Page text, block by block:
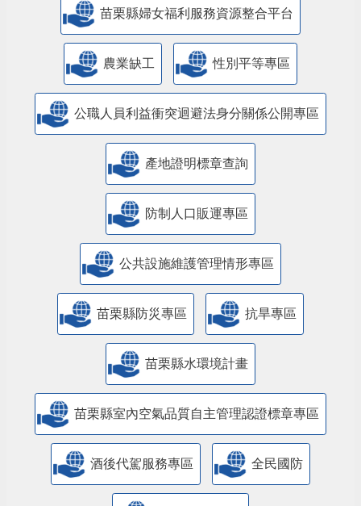
苗栗縣婦女福利服務資源整合平台
農業缺工 性別平等專區
公職人員利益衝突迴避法身分關係公開專區
產地證明標章查詢
防制人口販運專區
​公共設施維護管理情形專區
苗栗縣防災專區 抗旱專區
苗栗縣水環境計畫
苗栗縣室內空氣品質自主管理認證標章專區
酒後代駕服務專區 全民國防